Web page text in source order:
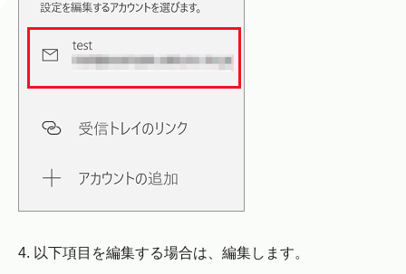
4. 以下項目を編集する場合は、編集します。